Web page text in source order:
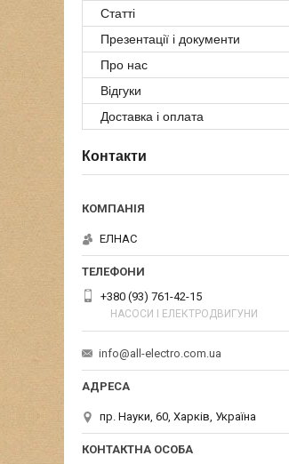
Статті
Презентації і документи
Про нас
Відгуки
Доставка і оплата
Контакти
ЕЛНАС
+380 (93) 761-42-15
НАСОСИ І ЕЛЕКТРОДВИГУНИ
info@all-electro.com.ua
пр. Науки, 60, Харків, Україна